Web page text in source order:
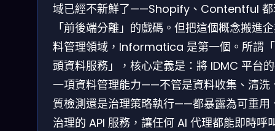
域已經不新鮮了——Shopify、Contentful 都
「前後端分離」的戲碼。但把這個概念搬進
料管理領域，Informatica 是第一個。所謂
頭資料服務」，核心定義是：將 IDMC 平台
一項資料管理能力——不管是資料收集、清洗
質檢測還是治理策略執行——都暴露為可重用
治理的 API 服務，讓任何 AI 代理都能即時呼